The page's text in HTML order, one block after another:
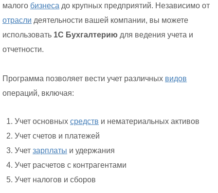
малого бизнеса до крупных предприятий. Независимо от
отрасли деятельности вашей компании, вы можете
использовать 1С Бухгалтерию для ведения учета и
отчетности.
Программа позволяет вести учет различных видов
операций, включая:
Учет основных средств и нематериальных активов
Учет счетов и платежей
Учет зарплаты и удержания
Учет расчетов с контрагентами
Учет налогов и сборов